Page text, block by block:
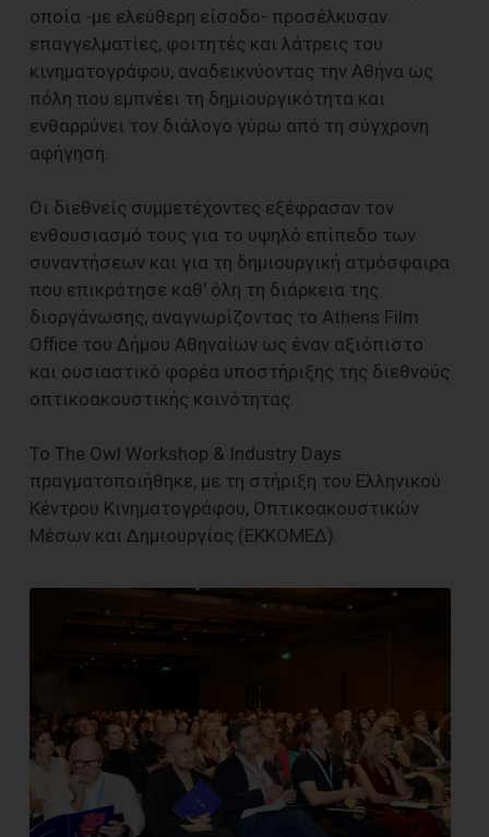
οποία -με ελεύθερη είσοδο- προσέλκυσαν
επαγγελματίες, φοιτητές και λάτρεις του
κινηματογράφου, αναδεικνύοντας την Αθήνα ως
πόλη που εμπνέει τη δημιουργικότητα και
ενθαρρύνει τον διάλογο γύρω από τη σύγχρονη
αφήγηση.
Οι διεθνείς συμμετέχοντες εξέφρασαν τον
ενθουσιασμό τους για το υψηλό επίπεδο των
συναντήσεων και για τη δημιουργική ατμόσφαιρα
που επικράτησε καθ' όλη τη διάρκεια της
διοργάνωσης, αναγνωρίζοντας το Athens Film
Office του Δήμου Αθηναίων ως έναν αξιόπιστο
και ουσιαστικό φορέα υποστήριξης της διεθνούς
οπτικοακουστικής κοινότητας.
Το The Owl Workshop & Industry Days
πραγματοποιήθηκε, με τη στήριξη του Ελληνικού
Κέντρου Κινηματογράφου, Οπτικοακουστικών
Μέσων και Δημιουργίας (ΕΚΚΟΜΕΔ).